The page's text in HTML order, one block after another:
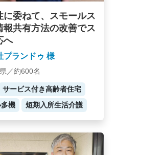
委ねて、スモールス
報共有方法の改善でス
へ
プランドゥ 様
／約600名
サービス付き高齢者住宅
機 短期入所生活介護